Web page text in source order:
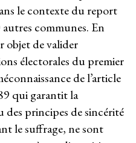
le contexte du report
communes. En
objet de valider
électorales du premier
de l’article
qui garantit la
des principes de sincérité
le suffrage, ne sont